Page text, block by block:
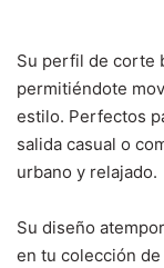
Su perfil de corte
permitiéndote
estilo. Perfectos
salida casual o
urbano y relajado.
Su diseño
en tu colección